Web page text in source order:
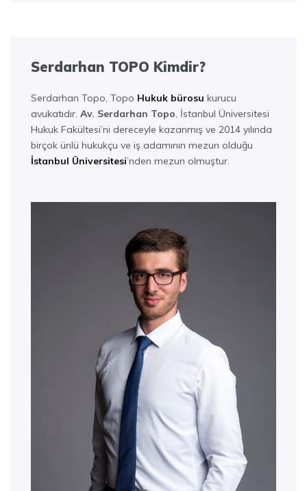
Serdarhan TOPO Kimdir?
Serdarhan Topo, Topo Hukuk bürosu kurucu
avukatıdır. Av. Serdarhan Topo, İstanbul Üniversitesi
Hukuk Fakültesi’ni dereceyle kazanmış ve 2014 yılında
birçok ünlü hukukçu ve iş adamının mezun olduğu
İstanbul Üniversitesi’nden mezun olmuştur.